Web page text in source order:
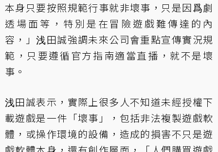
本身只要按照規範行事就非壞事，只是因爲劇
透場面等，特別是在冒險遊戲難傳達的內
容，」浅田誠強調未來公司會重點宣傳實況規
範，只要遵循官方指南適當直播，就不是壞
事。
浅田誠表示，實際上很多人不知道未經授權下
載遊戲是一件「壞事」，包括非法複製遊戲軟
體，或操作環境的設備，造成的損害不只是遊